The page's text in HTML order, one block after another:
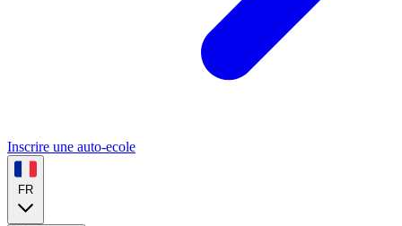
Inscrire une auto-ecole
FR